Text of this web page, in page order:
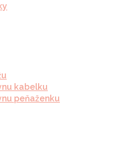
kabelku
peňaženku